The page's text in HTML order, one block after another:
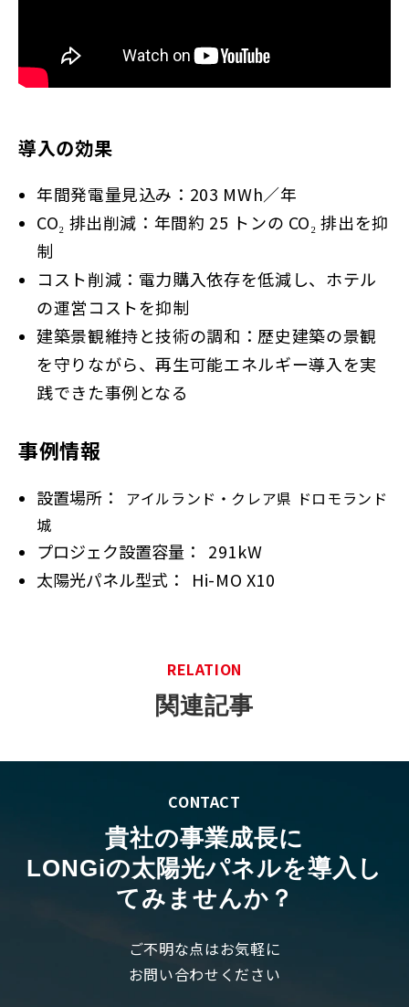
導入の効果
年間発電量見込み：203 MWh／年
CO₂ 排出削減：年間約 25 トンの CO₂ 排出を抑
制
コスト削減：電力購入依存を低減し、ホテル
の運営コストを抑制
建築景観維持と技術の調和：歴史建築の景観
を守りながら、再生可能エネルギー導入を実
践できた事例となる
事例情報
設置場所： アイルランド・クレア県 ドロモランド
城
プロジェク設置容量： 291kW
太陽光パネル型式： Hi-MO X10
RELATION
関連記事
CONTACT
貴社の事業成長に
LONGiの太陽光パネルを導入し
てみませんか？
ご不明な点はお気軽に
お問い合わせください